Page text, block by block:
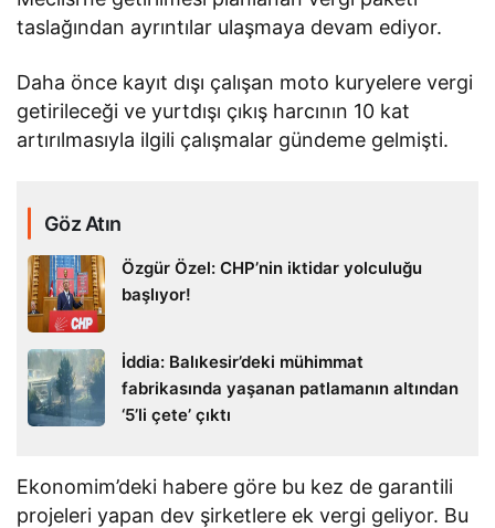
taslağından ayrıntılar ulaşmaya devam ediyor.
Daha önce kayıt dışı çalışan moto kuryelere vergi
getirileceği ve yurtdışı çıkış harcının 10 kat
artırılmasıyla ilgili çalışmalar gündeme gelmişti.
Göz Atın
Özgür Özel: CHP’nin iktidar yolculuğu
başlıyor!
İddia: Balıkesir’deki mühimmat
fabrikasında yaşanan patlamanın altından
‘5’li çete’ çıktı
Ekonomim’deki habere göre bu kez de garantili
projeleri yapan dev şirketlere ek vergi geliyor. Bu